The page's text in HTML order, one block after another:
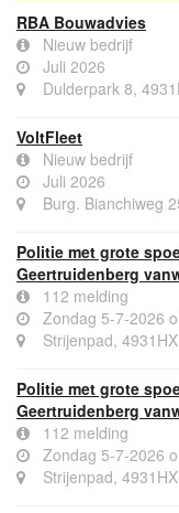
RBA Bouwadvies
Nieuw bedrijf
Juli 2026
Dulderpark 8,
VoltFleet
Nieuw bedrijf
Juli 2026
Burg. Bianchiweg
Politie met grote
Geertruidenberg
112 melding
Zondag 5-7-2026
Strijenpad,
Politie met grote
Geertruidenberg
112 melding
Zondag 5-7-2026
Strijenpad,